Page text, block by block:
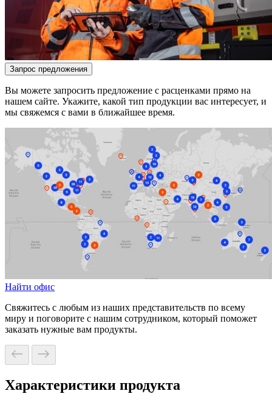
Запрос предложения
Вы можете запросить предложение с расценками прямо на
нашем сайте. Укажите, какой тип продукции вас интересует, и
мы свяжемся с вами в ближайшее время.
Найти офис
Свяжитесь с любым из наших представительств по всему
миру и поговорите с нашим сотрудником, который поможет
заказать нужные вам продукты.
Характеристики продукта